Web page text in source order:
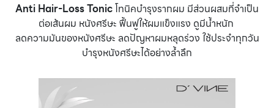
Anti Hair-Loss Tonicโทนิคบำรุงรากผม มีส่วนผสมที่จำเป็น
ต่อเส้นผม หนังศรีษะ ฟื้นฟูให้ผมแข็งแรง ดูมีน้ำหนัก
ลดความมันของหนังศรีษะ ลดปัญหาผมหลุดร่วง ใช้ประจำทุกวัน
บำรุงหนังศรีษะได้อย่างล้ำลึก